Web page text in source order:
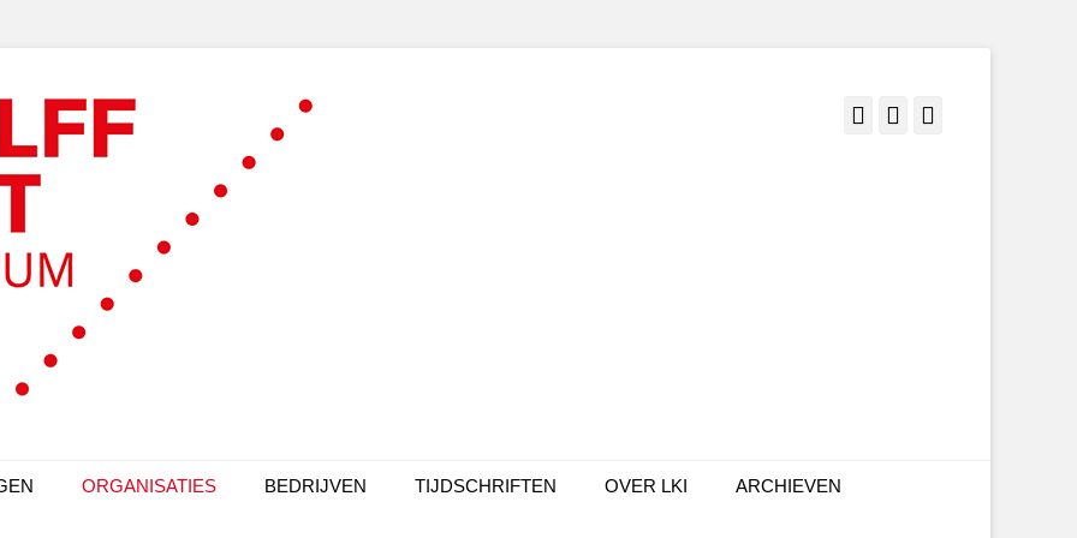
Facebook
Twitter
ORGANISATIES BEDRIJVEN TIJDSCHRIFTEN OVER LKI
ARCHIEVEN